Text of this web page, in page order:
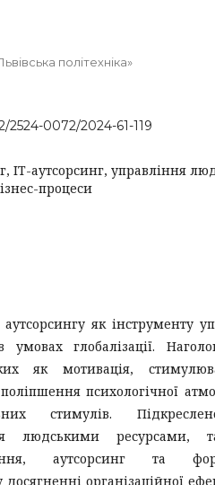
політехніка»
0072/2024-61-119
ІТ-аутсорсинг, управління
процеси
як інструменту
глобалізації.
як мотивація,
поліпшення психологічної
стимулів.
людськими ресурсами,
аутсорсинг та
організаційної